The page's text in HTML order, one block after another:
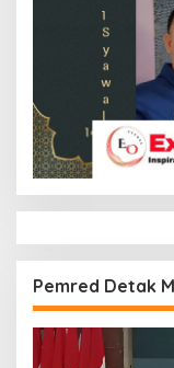
Pemred Detak
Pemutar
Video